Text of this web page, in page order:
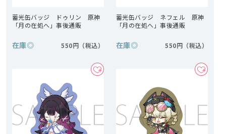
蓄光缶バッジ ドゥリン 原神
「月の在処へ」事後通販
在庫◎ 550円
蓄光缶バッジ ネフェル 原神
「月の在処へ」事後通販
在庫◎ 550円